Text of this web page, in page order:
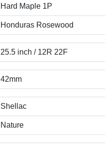
Hard Maple 1P
Honduras Rosewood
25.5 inch / 12R 22F
42mm
Shellac
Nature